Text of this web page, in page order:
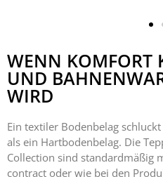
WENN KOMFORT
UND
WIRD
Ein textiler Bodenbelag
als ein Hartbodenbelag. Die
Collection sind standardmäßig
contract oder wie bei den